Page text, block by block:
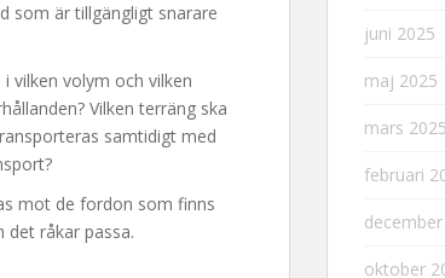
som är tillgängligt snarare
vilken volym och vilken
Vilken terräng ska
samtidigt med
mot de fordon som finns
råkar passa.
juni 2025
maj 2025
mars 2025
februari
oktober